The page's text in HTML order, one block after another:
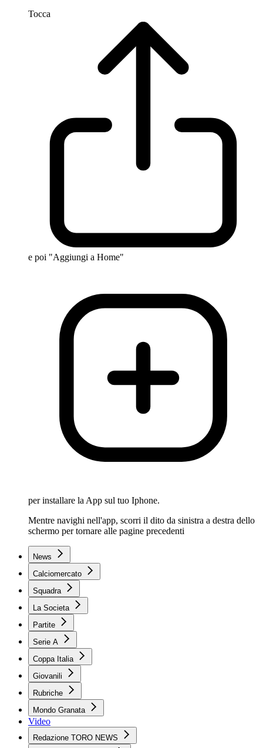
Tocca
e poi "Aggiungi a Home"
per installare la App sul tuo Iphone.
Mentre navighi nell'app, scorri il dito da sinistra a destra dello
schermo per tornare alle pagine precedenti
News
Calciomercato
Squadra
La Societa
Partite
Serie A
Coppa Italia
Giovanili
Rubriche
Mondo Granata
Video
Redazione TORO NEWS